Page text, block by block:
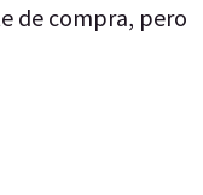
de compra, pero